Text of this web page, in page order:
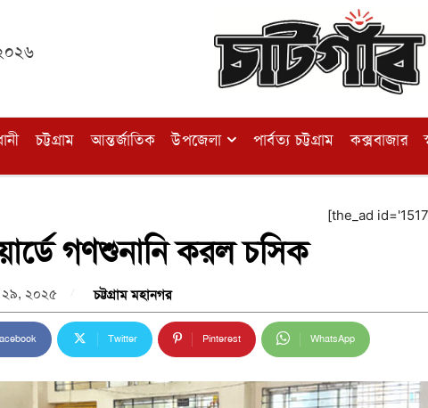
চট্টগ্রাম আন্তর্জাতিক উপজেলা পার্বত্য চট্টগ্রাম কক্সবাজার
[the_ad
গণশুনানি করল চসিক
২৯, ২০২৫ চট্টগ্রাম মহানগর
Twitter Pinterest WhatsApp